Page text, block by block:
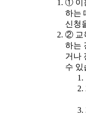
① 이
하는
신청
② 교
하는
거나
수 있